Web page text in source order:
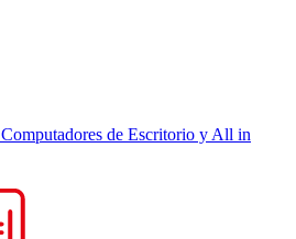
Computadores de Escritorio y All in